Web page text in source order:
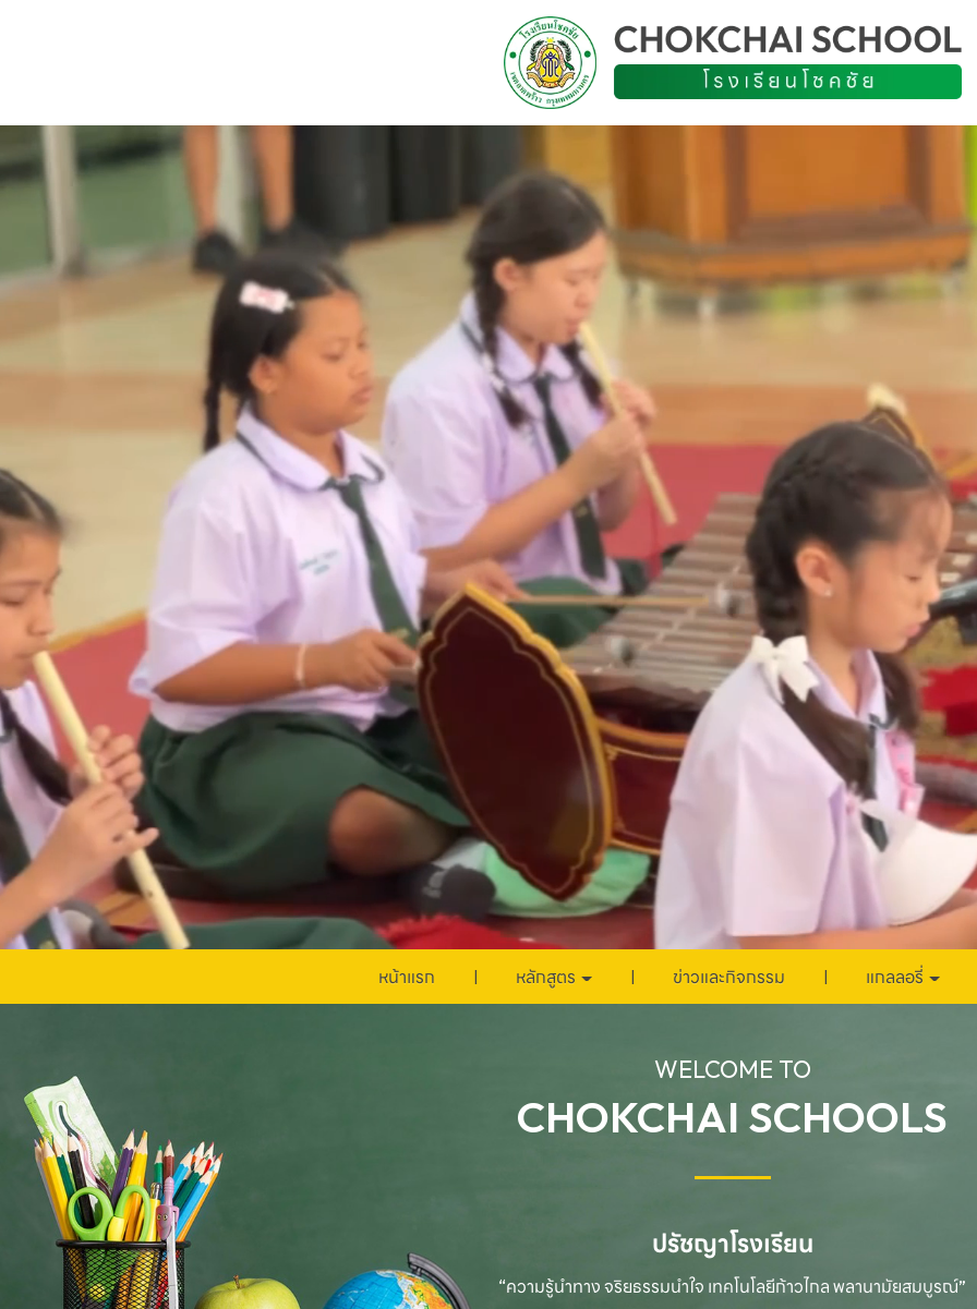
หน้าแรก หลักสูตร ข่าวและกิจกรรม แกลลอรี่
WELCOME TO
CHOKCHAI SCHOOLS
ปรัชญาโรงเรียน
“ความรู้นำทาง จริยธรรมนำใจ เทคโนโลยีก้าวไกลพลานามัยสมบูรณ์”